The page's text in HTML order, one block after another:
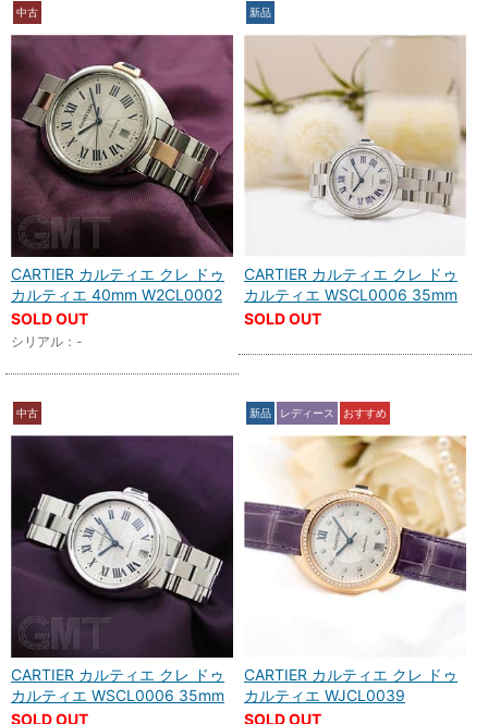
中古
CARTIER カルティエ クレ ドゥ
カルティエ 40mm W2CL0002
SOLD OUT
シリアル：-
新品
CARTIER カルティエ クレ ドゥ
カルティエ WSCL0006 35mm
SOLD OUT
中古
CARTIER カルティエ クレ ドゥ
カルティエ WSCL0006 35mm
SOLD OUT
新品 レディース おすすめ
CARTIER カルティエ クレ ドゥ
カルティエ WJCL0039
SOLD OUT